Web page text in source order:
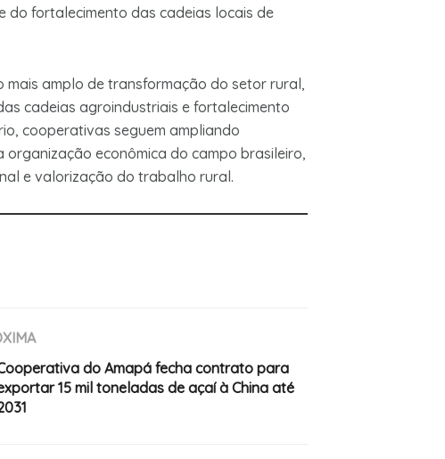
do fortalecimento das cadeias locais de
mais amplo de transformação do setor rural,
cadeias agroindustriais e fortalecimento
cooperativas seguem ampliando
econômica do campo brasileiro,
e valorização do trabalho rural.
do Amapá fecha contrato para
15 mil toneladas de açaí à China até